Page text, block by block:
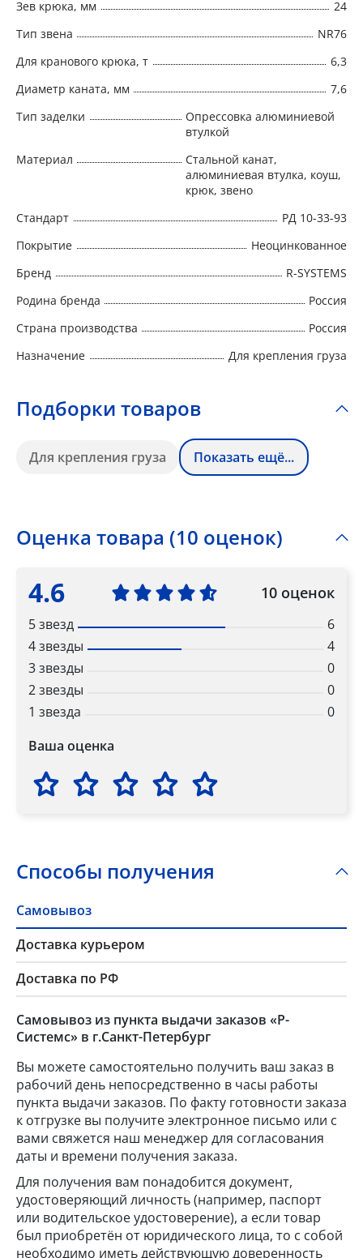
Зев крюка, мм
24
Тип звена
NR76
Для кранового крюка, т
6,3
Диаметр каната, мм
7,6
Тип заделки
Опрессовка алюминиевой
втулкой
Материал
Стальной канат,
алюминиевая втулка, коуш,
крюк, звено
Стандарт
РД 10-33-93
Покрытие
Неоцинкованное
Бренд
R-SYSTEMS
Родина бренда
Россия
Страна производства
Россия
Назначение
Для крепления груза
Подборки товаров
Для крепления груза Показать ещё...
Оценка товара (10 оценок)
4.6 10 оценок
5 звезд
6
4 звезды
4
3 звезды
0
2 звезды
0
1 звезда
0
Ваша оценка
Способы получения
Самовывоз
Доставка курьером
Доставка по РФ
Самовывоз из пункта выдачи заказов «Р-
Системс» в г.Санкт-Петербург
Вы можете самостоятельно получить ваш заказ в
рабочий день непосредственно в часы работы
пункта выдачи заказов. По факту готовности заказа
к отгрузке вы получите электронное письмо или с
вами свяжется наш менеджер для согласования
даты и времени получения заказа.
Для получения вам понадобится документ,
удостоверяющий личность (например, паспорт
или водительское удостоверение), а если товар
был приобретён от юридического лица, то с собой
необходимо иметь действующую доверенность
×